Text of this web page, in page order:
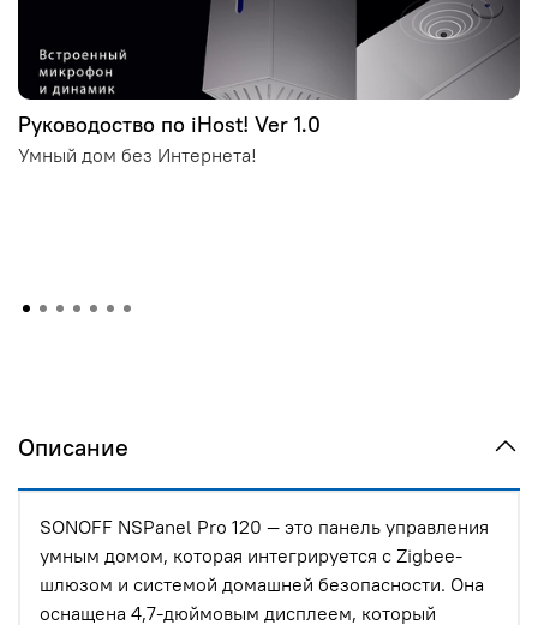
Руководоство по iHost! Ver 1.0
Умный дом без Интернета!
Описание
SONOFF NSPanel Pro 120 — это панель управления
умным домом, которая интегрируется с Zigbee-
шлюзом и системой домашней безопасности. Она
оснащена 4,7-дюймовым дисплеем, который